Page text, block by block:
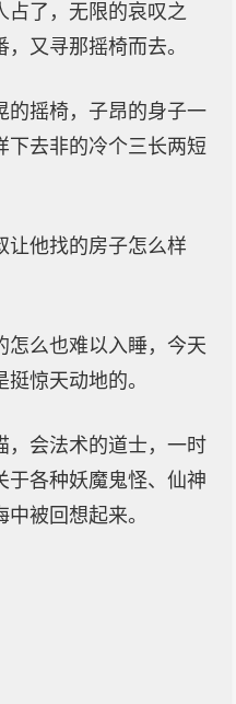
占了，无限的哀叹之
又寻那摇椅而去。
的摇椅，子昂的身子一
下去非的冷个三长两短
让他找的房子怎么样
怎么也难以入睡，今天
惊天动地的。
，会法术的道士，一时
于各种妖魔鬼怪、仙神
被回想起来。